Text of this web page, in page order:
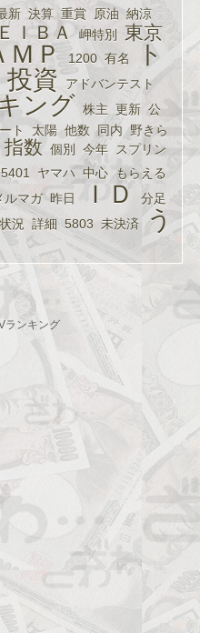
新 決算 重賞 原油 納涼
ＩＢＡ 岬特別
東京
ＭＰ 1200 有名
ト
投資 アドバンテスト
ング 株主 更新 公
ト 太陽 他数 同内 野きら
指数 個別 今年
スプリン
5401 ヤマハ 中心
もらえる
ルマガ 昨日 ＩＤ
分足
況 詳細 5803 未決済 う
ランキング